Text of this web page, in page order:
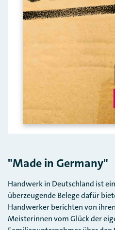
"Made in Germany"
Handwerk in Deutschland ist
überzeugende Belege dafür
Handwerker berichten von
Meisterinnen vom Glück der